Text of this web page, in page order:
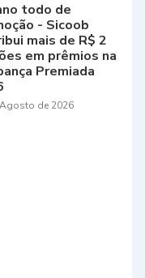
todo de
- Sicoob
mais de R$ 2
em prêmios na
Premiada
de 2026